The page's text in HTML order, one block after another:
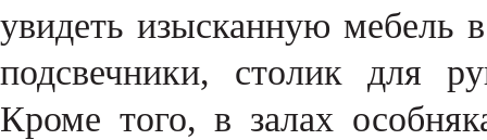
увидеть изысканную мебель
подсвечники, столик для
Кроме того, в залах